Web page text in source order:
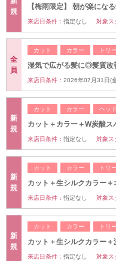
規
【梅雨限定】 朝が楽にな
来店日条件： 指定なし 対象ス
全
員
カット カラー トリ
湿気で広がる髪に◎髪質改
来店日条件： 2026年07月31日(
新
規
カット カラー ヘッ
カット＋カラー＋W炭酸ス
来店日条件： 指定なし 対象ス
新
規
カット カラー トリ
カット＋生シルクカラー
来店日条件： 指定なし 対象ス
新
規
カット カラー トリ
カット＋生シルクカラー
来店日条件： 指定なし 対象ス